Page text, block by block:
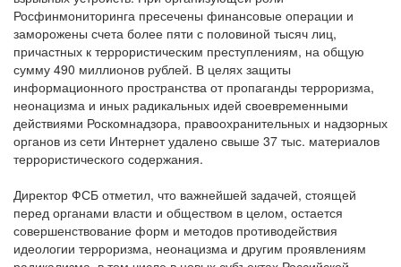
Росфинмониторинга пресечены финансовые операции и
заморожены счета более пяти с половиной тысяч лиц,
причастных к террористическим преступлениям, на общую
сумму 490 миллионов рублей. В целях защиты
информационного пространства от пропаганды терроризма,
неонацизма и иных радикальных идей своевременными
действиями Роскомнадзора, правоохранительных и надзорных
органов из сети Интернет удалено свыше 37 тыс. материалов
террористического содержания.
Директор ФСБ отметил, что важнейшей задачей, стоящей
перед органами власти и обществом в целом, остается
совершенствование форм и методов противодействия
идеологии терроризма, неонацизма и другим проявлениям